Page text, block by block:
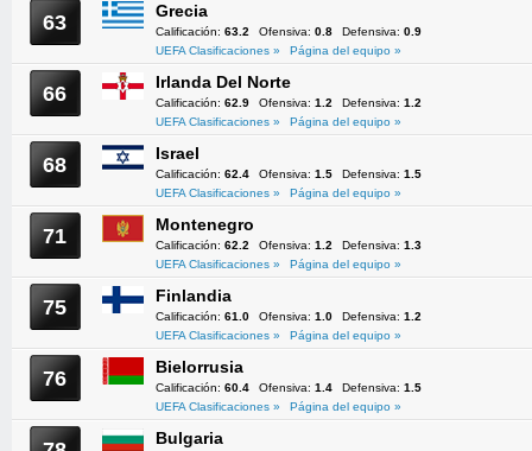
63 Grecia
Calificación: 63.2 Ofensiva: 0.8 Defensiva: 0.9
UEFA Clasificaciones »
Página del equipo »
66 Irlanda Del Norte
Calificación: 62.9 Ofensiva: 1.2 Defensiva: 1.2
UEFA Clasificaciones »
Página del equipo »
68 Israel
Calificación: 62.4 Ofensiva: 1.5 Defensiva: 1.5
UEFA Clasificaciones »
Página del equipo »
71 Montenegro
Calificación: 62.2 Ofensiva: 1.2 Defensiva: 1.3
UEFA Clasificaciones »
Página del equipo »
75 Finlandia
Calificación: 61.0 Ofensiva: 1.0 Defensiva: 1.2
UEFA Clasificaciones »
Página del equipo »
76 Bielorrusia
Calificación: 60.4 Ofensiva: 1.4 Defensiva: 1.5
UEFA Clasificaciones »
Página del equipo »
Bulgaria